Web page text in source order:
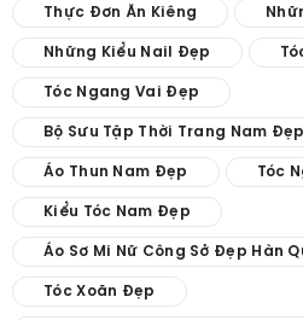
Thực Đơn Ăn Kiêng
Những Kiểu Nail Đẹp
Tóc Ngang Vai Đẹp
Bộ Sưu Tập Thời Trang Nam Đẹp
Áo Thun Nam Đẹp Tóc
Kiểu Tóc Nam Đẹp
Áo Sơ Mi Nữ Công Sở Đẹp Hàn
Tóc Xoăn Đẹp